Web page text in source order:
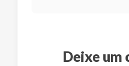
Deixe um